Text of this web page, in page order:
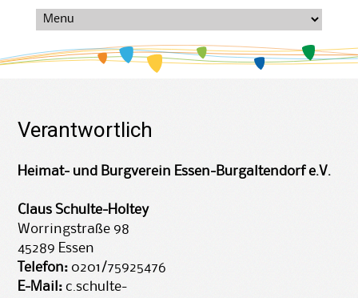
Verantwortlich
Heimat- und Burgverein Essen-Burgaltendorf e.V.
Claus Schulte-Holtey
Worringstraße 98
45289 Essen
Telefon: 0201/75925476
E-Mail: c.schulte-